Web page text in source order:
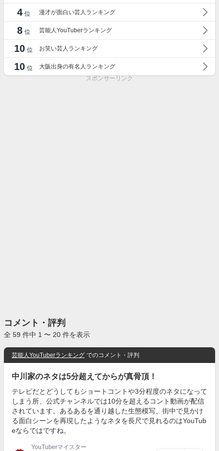
4 位 漫才が面白い芸人ランキング
8 位 芸能人YouTuberランキング
10 位 お笑い芸人ランキング
10 位
大阪出身の有名人ランキング
スポンサーリンク
コメント・評判
全 59 件中 1 〜 20 件を表示
芸能人YouTuberランキング でのコメント・評判
中川家のネタは5分超えてからが真骨頂！
テレビだとどうしてもショートコントや3分程度のネタになって
しまう所、公式チャンネルでは10分を超えるコント動画が配信
されています。あるあるを通り越した生態模写、街中で見かけ
る面白シーンを再現したようなネタを長尺で見れるのはYouTub
eならではですね。
YouTuberマイスター